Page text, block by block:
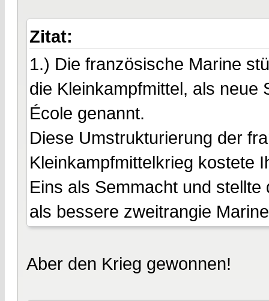
Zitat:
1.) Die französische Marine
die Kleinkampfmittel, als neue
École genannt.
Diese Umstrukturierung der
Kleinkampfmittelkrieg kostete
Eins als Semmacht und
als bessere zweitrangie
Aber den Krieg gewonnen!